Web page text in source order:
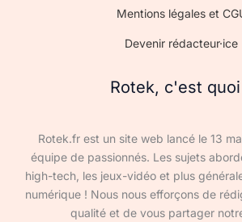
Mentions légales et
Devenir rédacteur·ice
Rotek, c'est quoi
Rotek.fr est un site web lancé le 13
équipe de passionnés. Les sujets
high-tech, les jeux-vidéo et plus
numérique ! Nous nous efforçons de
qualité et de vous partager